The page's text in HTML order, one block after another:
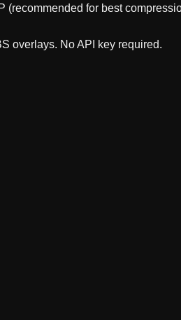
for best
overlays. No API key required.